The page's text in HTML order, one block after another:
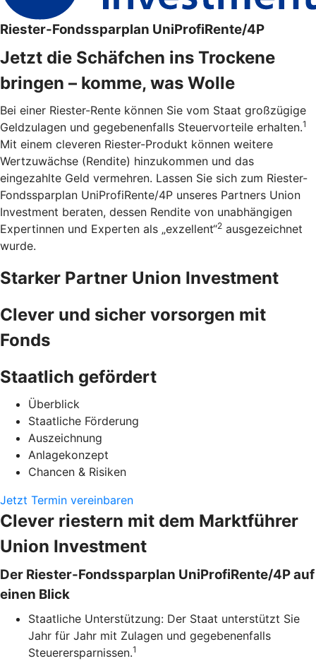
Riester-Fondssparplan UniProfiRente/4P
Jetzt die Schäfchen ins Trockene
bringen – komme, was Wolle
Bei einer Riester-Rente können Sie vom Staat großzügige
Geldzulagen und gegebenenfalls Steuervorteile erhalten.1
Mit einem cleveren Riester-Produkt können weitere
Wertzuwächse (Rendite) hinzukommen und das
eingezahlte Geld vermehren. Lassen Sie sich zum Riester-
Fondssparplan UniProfiRente/4P unseres Partners Union
Investment beraten, dessen Rendite von unabhängigen
Expertinnen und Experten als „exzellent“2 ausgezeichnet
wurde.
Starker Partner Union Investment
Clever und sicher vorsorgen mit
Fonds
Staatlich gefördert
Überblick
Staatliche Förderung
Auszeichnung
Anlagekonzept
Chancen & Risiken
Jetzt Termin vereinbaren
Clever riestern mit dem Marktführer
Union Investment
Der Riester-Fondssparplan UniProfiRente/4P auf
einen Blick
Staatliche Unterstützung: Der Staat unterstützt Sie
Jahr für Jahr mit Zulagen und gegebenenfalls
Steuerersparnissen.1